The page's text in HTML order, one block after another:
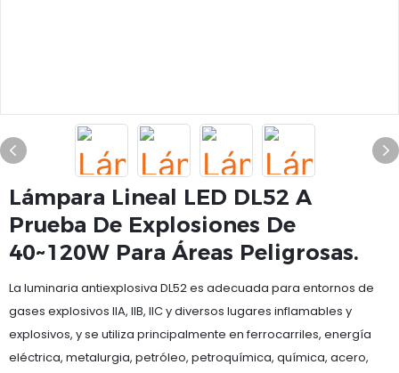
Lámpara Lineal LED DL52 A
Prueba De Explosiones De
40~120W Para Áreas Peligrosas.
La luminaria antiexplosiva DL52 es adecuada para entornos de
gases explosivos IIA, IIB, IIC y diversos lugares inflamables y
explosivos, y se utiliza principalmente en ferrocarriles, energía
eléctrica, metalurgia, petróleo, petroquímica, química, acero,